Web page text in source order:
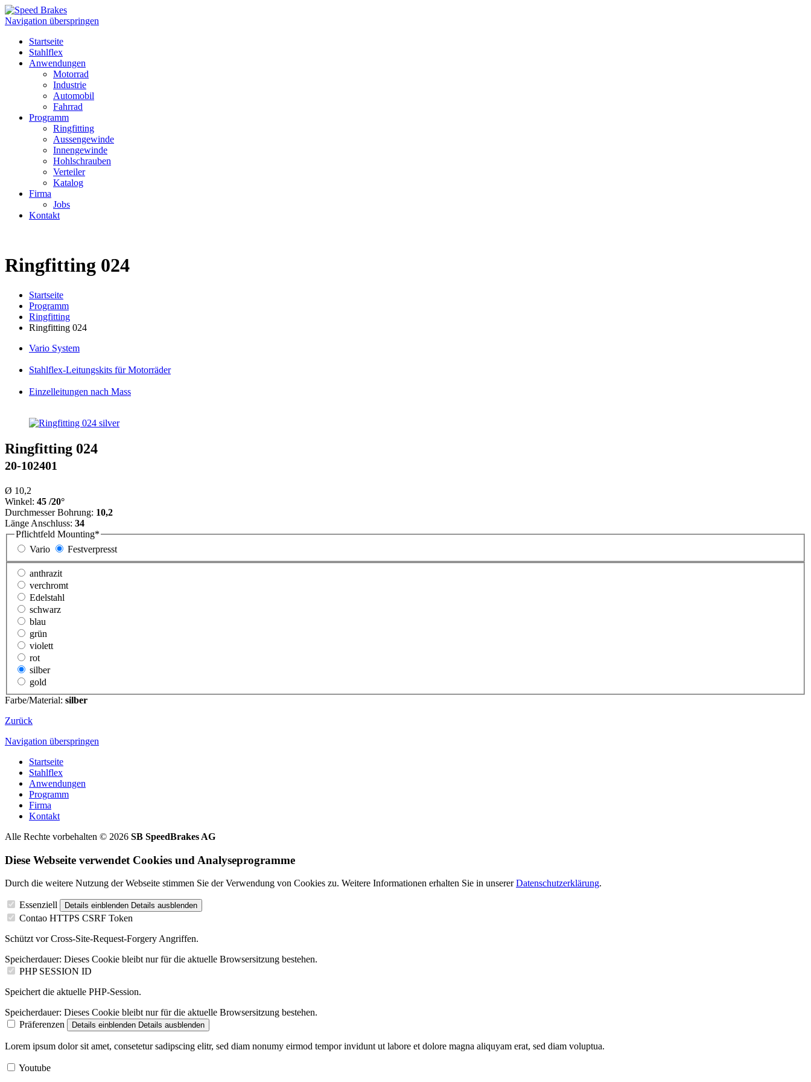
Navigation überspringen
Startseite
Stahlflex
Anwendungen
Motorrad
Industrie
Automobil
Fahrrad
Programm
Ringfitting
Aussengewinde
Innengewinde
Hohlschrauben
Verteiler
Katalog
Firma
Jobs
Kontakt
Ringfitting 024
Startseite
Programm
Ringfitting
Ringfitting 024
Vario System
Stahlflex-Leitungskits für Motorräder
Einzelleitungen nach Mass
Ringfitting 024
20-102401
Ø 10,2
Winkel: 45 /20°
Durchmesser Bohrung: 10,2
Länge Anschluss: 34
Pflichtfeld Mounting*
Vario
Festverpresst
anthrazit
verchromt
Edelstahl
schwarz
blau
grün
violett
rot
silber
gold
Farbe/Material: silber
Zurück
Navigation überspringen
Startseite
Stahlflex
Anwendungen
Programm
Firma
Kontakt
Alle Rechte vorbehalten © 2026 SB SpeedBrakes AG
Diese Webseite verwendet Cookies und Analyseprogramme
Durch die weitere Nutzung der Webseite stimmen Sie der Verwendung von Cookies zu. Weitere Informationen erhalten Sie in unsererDatenschutzerklärung.
Essenziell Details einblenden Details ausblenden
Contao HTTPS CSRF Token
Schützt vor Cross-Site-Request-Forgery Angriffen.
Speicherdauer: Dieses Cookie bleibt nur für die aktuelle Browsersitzung bestehen.
PHP SESSION ID
Speichert die aktuelle PHP-Session.
Speicherdauer: Dieses Cookie bleibt nur für die aktuelle Browsersitzung bestehen.
Präferenzen
Details einblenden Details ausblenden
Lorem ipsum dolor sit amet, consetetur sadipscing elitr, sed diam nonumy eirmod tempor invidunt ut labore et dolore magna aliquyam erat, sed diam voluptua.
Youtube